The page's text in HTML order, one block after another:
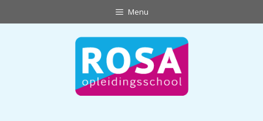
naar
Menu